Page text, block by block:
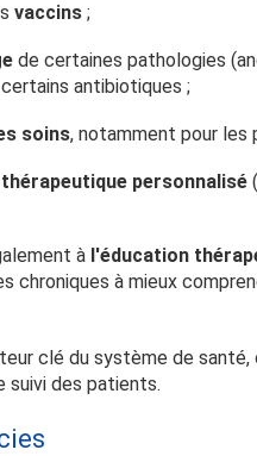
vaccins ;
de certaines pathologies
antibiotiques ;
soins, notamment pour les
personnalisé
à l'éducation
chroniques à mieux
clé du système de
suivi des patients.